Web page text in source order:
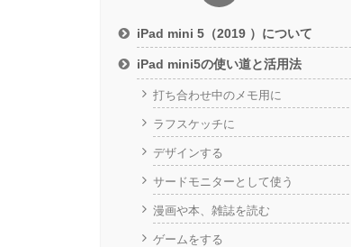
iPad mini 5（2019 ）について
iPad mini5の使い道と活用法
打ち合わせ中のメモ用に
ラフスケッチに
デザインする
サードモニターとして使う
漫画や本、雑誌を読む
ゲームをする